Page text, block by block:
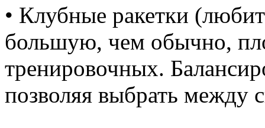
• Клубные ракетки
большую, чем обычно,
тренировочных.
позволяя выбрать между